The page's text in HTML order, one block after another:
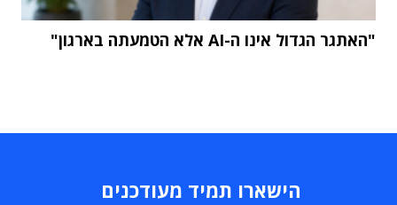
"האתגר הגדול אינו ה-AI אלא הטמעתה בארגון"
הישארו תמיד מעודכנים